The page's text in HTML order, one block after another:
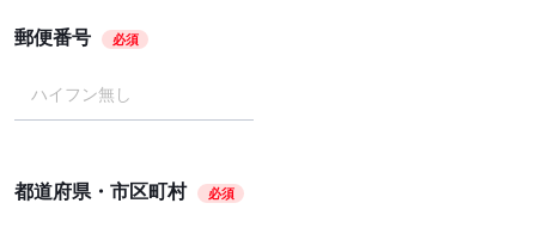
郵便番号 必須
都道府県・市区町村 必須